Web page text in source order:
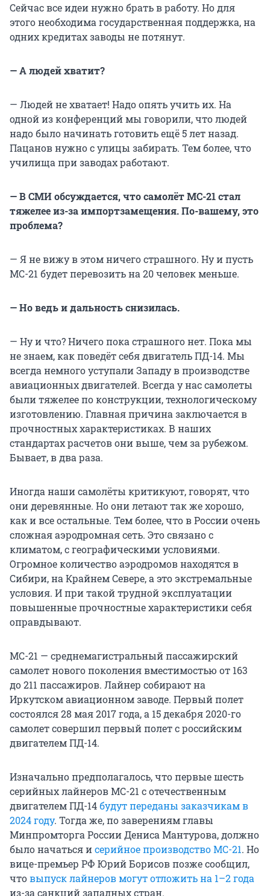
Сейчас все идеи нужно брать в работу. Но для
этого необходима государственная поддержка, на
одних кредитах заводы не потянут.
— А людей хватит?
— Людей не хватает! Надо опять учить их. На
одной из конференций мы говорили, что людей
надо было начинать готовить ещё 5 лет назад.
Пацанов нужно с улицы забирать. Тем более, что
училища при заводах работают.
— В СМИ обсуждается, что самолёт МС-21 стал
тяжелее из-за импортзамещения. По-вашему, это
проблема?
— Я не вижу в этом ничего страшного. Ну и пусть
МС-21 будет перевозить на 20 человек меньше.
— Но ведь и дальность снизилась.
— Ну и что? Ничего пока страшного нет. Пока мы
не знаем, как поведёт себя двигатель ПД-14. Мы
всегда немного уступали Западу в производстве
авиационных двигателей. Всегда у нас самолеты
были тяжелее по конструкции, технологическому
изготовлению. Главная причина заключается в
прочностных характеристиках. В наших
стандартах расчетов они выше, чем за рубежом.
Бывает, в два раза.
Иногда наши самолёты критикуют, говорят, что
они деревянные. Но они летают так же хорошо,
как и все остальные. Тем более, что в России очень
сложная аэродромная сеть. Это связано с
климатом, с географическими условиями.
Огромное количество аэродромов находятся в
Сибири, на Крайнем Севере, а это экстремальные
условия. И при такой трудной эксплуатации
повышенные прочностные характеристики себя
оправдывают.
МС-21 — среднемагистральный пассажирский
самолет нового поколения вместимостью от 163
до 211 пассажиров. Лайнер собирают на
Иркутском авиационном заводе. Первый полет
состоялся 28 мая 2017 года, а 15 декабря 2020-го
самолет совершил первый полет с российским
двигателем ПД-14.
Изначально предполагалось, что первые шесть
серийных лайнеров МС-21 с отечественным
двигателем ПД-14будут переданы заказчикам в
2024 году. Тогда же, по заверениям главы
Минпромторга России Дениса Мантурова, должно
было начаться исерийное производство МС-21. Но
вице-премьер РФ Юрий Борисов позже сообщил,
чтовыпуск лайнеров могут отложить на 1–2 года
из-за санкций западных стран.